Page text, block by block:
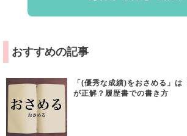
おすすめの記事
「(優秀な成績)をおさめる」は
が正解？履歴書での書き方